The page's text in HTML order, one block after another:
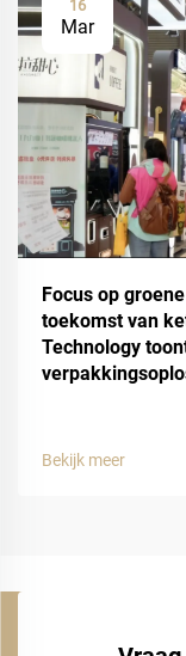
16
Mar
Focus op
toekomst van
Technology
Bekijk meer